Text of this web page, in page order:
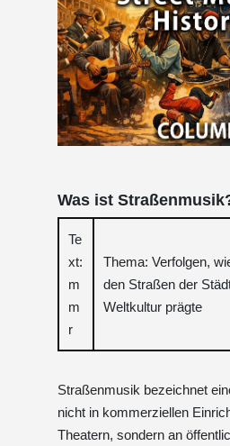
Was ist
Te
xt:
m
m
r
Thema: Verfolgen,
den Straßen der
Weltkultur prägte
Straßenmusik bezeichnet
nicht in kommerziellen
Theatern, sondern an